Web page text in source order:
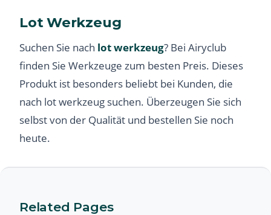
Lot Werkzeug
Suchen Sie nach lot werkzeug? Bei Airyclub
finden Sie Werkzeuge zum besten Preis. Dieses
Produkt ist besonders beliebt bei Kunden, die
nach lot werkzeug suchen. Überzeugen Sie sich
selbst von der Qualität und bestellen Sie noch
heute.
Related Pages